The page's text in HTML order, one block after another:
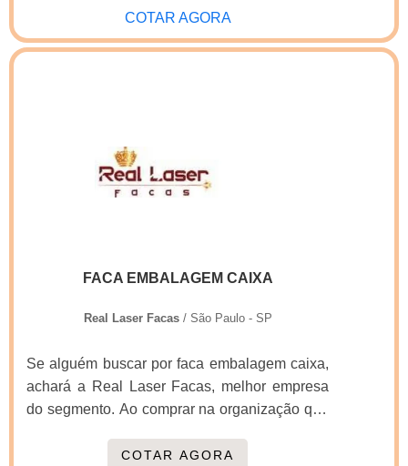
atendimento cuidadoso e que busca a
uma empresa que tem sido preferência no
COTAR AGORA
FACA EMBALAGEM CAIXA
Real Laser Facas/ São Paulo - SP
Se alguém buscar por faca embalagem caixa,
achará a Real Laser Facas, melhor empresa
do segmento. Ao comprar na organização que
um atendimento de excelência e terá a
COTAR AGORA